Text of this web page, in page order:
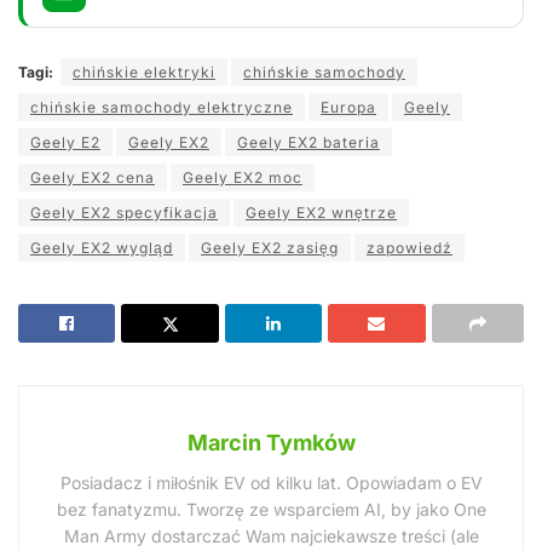
Tagi: chińskie elektryki
chińskie samochody
chińskie samochody elektryczne
Europa
Geely
Geely E2
Geely EX2
Geely EX2 bateria
Geely EX2 cena
Geely EX2 moc
Geely EX2 specyfikacja
Geely EX2 wnętrze
Geely EX2 wygląd
Geely EX2 zasięg zapowiedź
Marcin Tymków
Posiadacz i miłośnik EV od kilku lat. Opowiadam o EV
bez fanatyzmu. Tworzę ze wsparciem AI, by jako One
Man Army dostarczać Wam najciekawsze treści (ale